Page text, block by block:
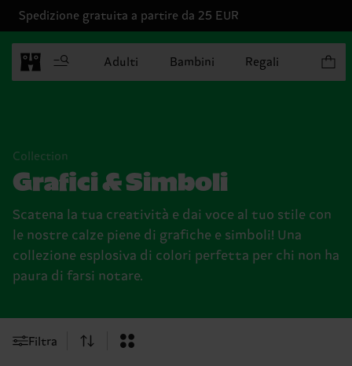
Spedizione gratuita a partire da 25 EUR
Adulti Bambini Regali
Collection
Grafici & Simboli
Scatena la tua creatività e dai voce al tuo stile con
le nostre calze piene di grafiche e simboli! Una
collezione esplosiva di colori perfetta per chi non ha
paura di farsi notare.
Filtra